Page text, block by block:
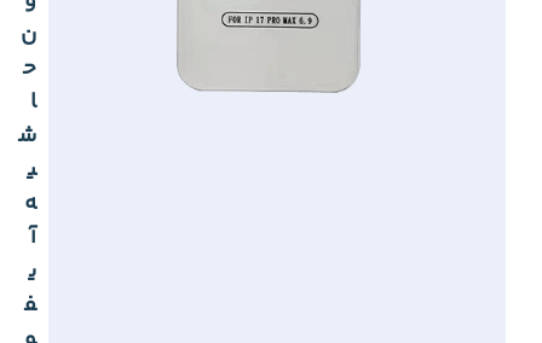
ن
ح
ا
ش
ی
ه
آ
ی
ف